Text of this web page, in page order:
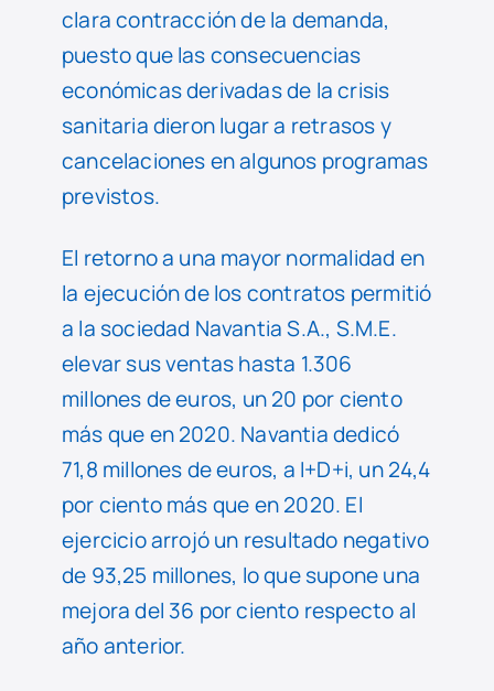
clara contracción de la demanda,
puesto que las consecuencias
económicas derivadas de la crisis
sanitaria dieron lugar a retrasos y
cancelaciones en algunos programas
previstos.
El retorno a una mayor normalidad en
la ejecución de los contratos permitió
a la sociedad Navantia S.A., S.M.E.
elevar sus ventas hasta 1.306
millones de euros, un 20 por ciento
más que en 2020. Navantia dedicó
71,8 millones de euros, a I+D+i, un 24,4
por ciento más que en 2020. El
ejercicio arrojó un resultado negativo
de 93,25 millones, lo que supone una
mejora del 36 por ciento respecto al
año anterior.